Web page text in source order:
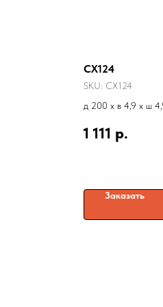
CX124
SKU: CX124
д 200 x в 4,9 x ш
1 111 р.
Заказать